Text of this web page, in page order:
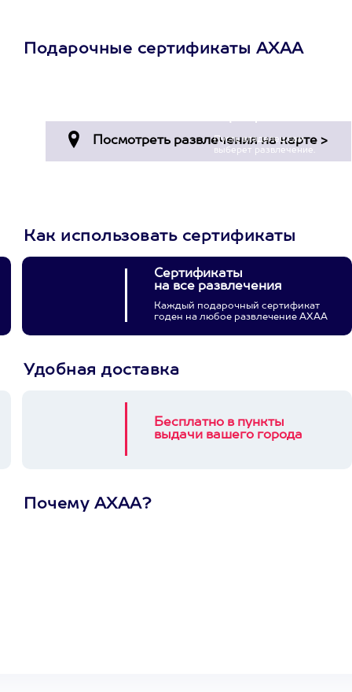
Подарочные сертификаты АХАА
Пусть владелец сам
выберет развлечение.
Как использовать сертификаты
Сертификаты
на все развлечения
Каждый подарочный сертификат
годен на любое развлечение АХАА
Удобная доставка
Бесплатно в пункты
выдачи вашего города
Почему АХАА?